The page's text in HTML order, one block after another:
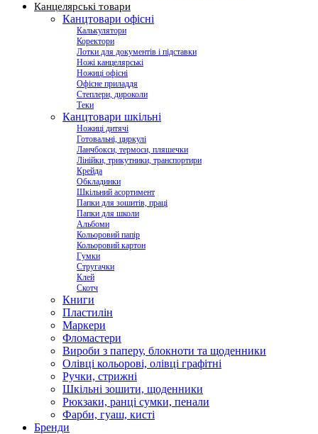
Канцелярські товари
Канцтовари офісні
Калькулятори
Коректори
Лотки для документів і підставки
Ножі канцелярські
Ножиці офісні
Офісне приладдя
Степлери, дироколи
Теки
Канцтовари шкільні
Ножиці дитячі
Готовальні, циркулі
Ланчбокси, термоси, пляшечки
Лінійки, трикутники, транспортири
Крейда
Обкладинки
Шкільний асортимент
Папки для зошитів, праці
Папки для школи
Альбоми
Кольоровий папір
Кольоровий картон
Гумки
Стругачки
Клей
Скотч
Книги
Пластилін
Маркери
Фломастери
Вироби з паперу, блокноти та щоденники
Олівці кольорові, олівці графітні
Ручки, стрижні
Шкільні зошити, щоденники
Рюкзаки, ранці сумки, пенали
Фарби, гуаш, кисті
Бренди